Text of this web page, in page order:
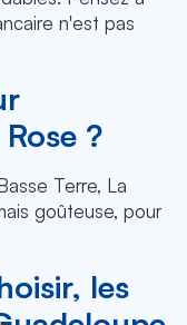
n'est pas
?
Terre, La
goûteuse, pour
les